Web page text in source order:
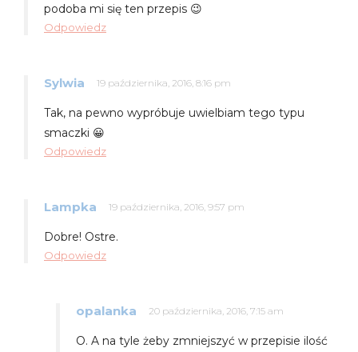
podoba mi się ten przepis 😉
Odpowiedz
Sylwia 19 października, 2016, 8:16 pm
Tak, na pewno wypróbuje uwielbiam tego typu
smaczki 😀
Odpowiedz
Lampka 19 października, 2016, 9:57 pm
Dobre! Ostre.
Odpowiedz
opalanka 20 października, 2016, 7:15 am
O. A na tyle żeby zmniejszyć w przepisie ilość